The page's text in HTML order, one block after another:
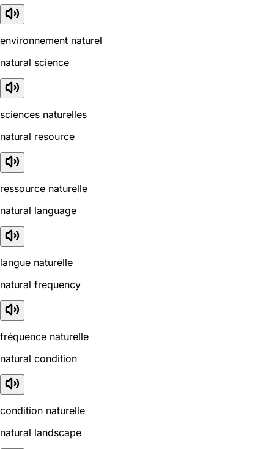
environnement naturel
natural science
sciences naturelles
natural resource
ressource naturelle
natural language
langue naturelle
natural frequency
fréquence naturelle
natural condition
condition naturelle
natural landscape